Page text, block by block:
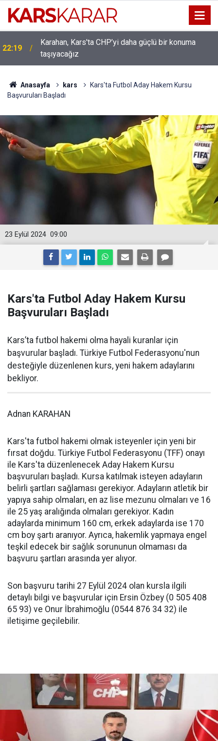
22:19
Karahan, Kars'ta CHP’yi daha güçlü bir konuma
taşıyacağız
Anasayfa kars
Kars'ta Futbol Aday Hakem Kursu
Başvuruları Başladı
09:00
23 Eylül 2024
Kars'ta Futbol Aday Hakem Kursu
Başvuruları Başladı
Kars’ta futbol hakemi olma hayali kuranlar için
başvurular başladı. Türkiye Futbol Federasyonu'nun
desteğiyle düzenlenen kurs, yeni hakem adaylarını
bekliyor.
Adnan KARAHAN
Kars'ta futbol hakemi olmak isteyenler için yeni bir
fırsat doğdu. Türkiye Futbol Federasyonu (TFF) onayı
ile Kars'ta düzenlenecek Aday Hakem Kursu
başvuruları başladı. Kursa katılmak isteyen adayların
belirli şartları sağlaması gerekiyor. Adayların atletik bir
yapıya sahip olmaları, en az lise mezunu olmaları ve 16
ile 25 yaş aralığında olmaları gerekiyor. Kadın
adaylarda minimum 160 cm, erkek adaylarda ise 170
cm boy şartı aranıyor. Ayrıca, hakemlik yapmaya engel
teşkil edecek bir sağlık sorununun olmaması da
başvuru şartları arasında yer alıyor.
Son başvuru tarihi 27 Eylül 2024 olan kursla ilgili
detaylı bilgi ve başvurular için Ersin Özbey (0 505 408
65 93) ve Onur İbrahimoğlu (0544 876 34 32) ile
iletişime geçilebilir.